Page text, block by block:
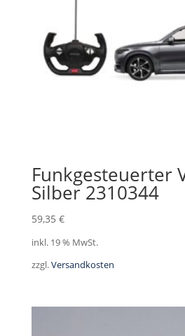
Funkgesteuerter
Silber 2310344
59,35 €
inkl. 19 % MwSt.
zzgl.Versandkosten